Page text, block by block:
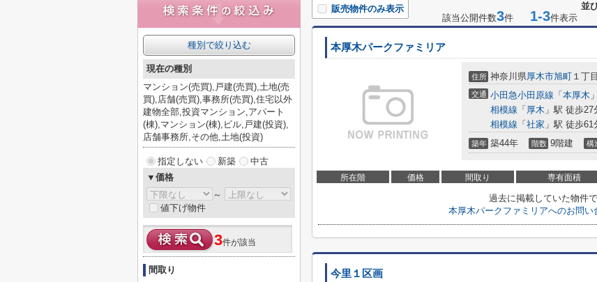
並
販売物件のみ表示
該当公開件数3件 1-3件表示
本厚木パークファミリア
住所 神奈川県厚木市旭町 １丁目
交通 小田急小田原線 「 本厚木
相模線 「 厚木 」駅 徒歩27
相模線 「 社家 」駅 徒歩61
築年 築44年 階数 9階建 構
所在階 価格 間取り 専有面積
過去に掲載していた物件で
本厚木パークファミリアへのお問い
今里１区画
種別で絞り込む
現在の種別
マンション(売買),戸建(売買),土地(売
買),店舗(売買),事務所(売買),住宅以外
建物全部,投資マンション,アパート
(棟),マンション(棟),ビル,戸建(投資),
店舗事務所,その他,土地(投資)
指定しない 新築
中古
▼価格
～
値下げ物件
3件が該当
間取り